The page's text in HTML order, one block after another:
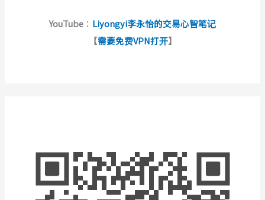
YouTube ： Liyongyi李永怡的交易心智笔记
【需要免费VPN打开】